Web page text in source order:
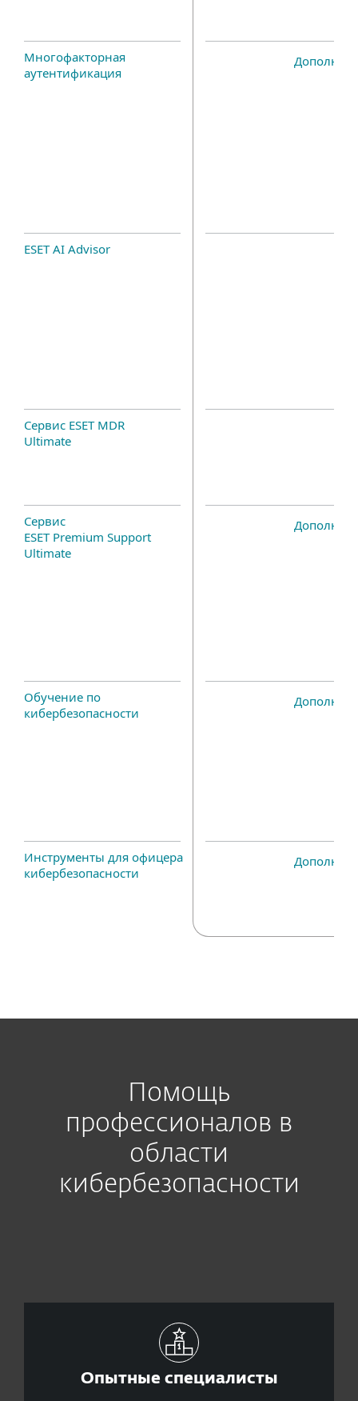
Многофакторная
аутентификация
ESET AI Advisor
Сервис ESET MDR
Ultimate
Сервис
ESET Premium Support
Ultimate
Обучение по
кибербезопасности
Инструменты для офицера
кибербезопасности
Помощь
профессионалов в
области
кибербезопасности
Опытные специалисты